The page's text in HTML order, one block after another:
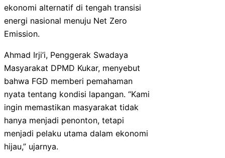
ekonomi alternatif di tengah transisi
energi nasional menuju Net Zero
Emission.
Ahmad Irji’i, Penggerak Swadaya
Masyarakat DPMD Kukar, menyebut
bahwa FGD memberi pemahaman
nyata tentang kondisi lapangan. “Kami
ingin memastikan masyarakat tidak
hanya menjadi penonton, tetapi
menjadi pelaku utama dalam ekonomi
hijau,” ujarnya.